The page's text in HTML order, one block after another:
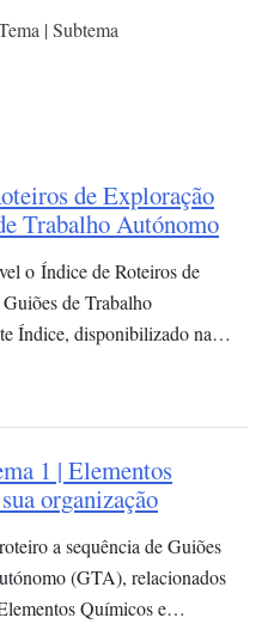
| Subtema
de Exploração
Trabalho Autónomo
o Índice de Roteiros de
de Trabalho
Índice, disponibilizado na…
1 | Elementos
organização​
a sequência de Guiões
(GTA), relacionados
Químicos e…